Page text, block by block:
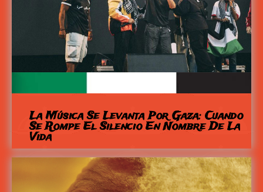
La Música Se Levanta Por Gaza: Cuando
Se Rompe El Silencio En Nombre De La
Vida